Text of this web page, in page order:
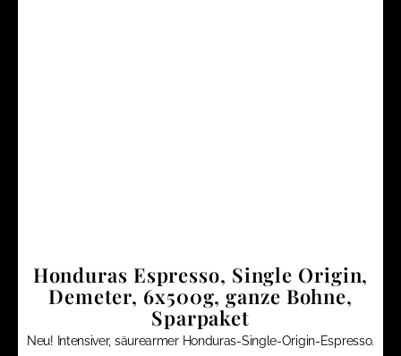
Honduras Espresso, Single Origin,
Demeter, 6x500g, ganze Bohne,
Sparpaket
Neu! Intensiver, säurearmer Honduras-Single-Origin-Espresso.